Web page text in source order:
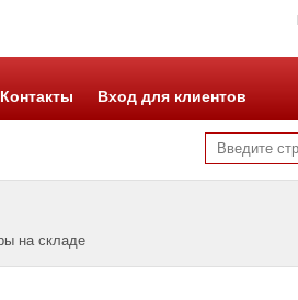
Контакты Вход для клиентов
на складе